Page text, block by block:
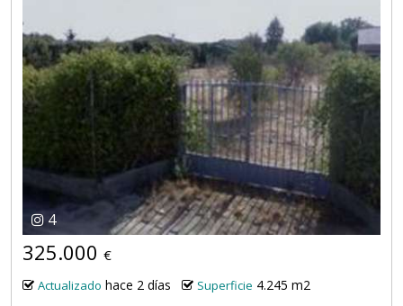
4
325.000 €
Actualizado hace 2 días Superficie 4.245 m2